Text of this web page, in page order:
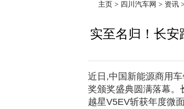
主页 > 四川汽车网 > 资讯
实至名归！长安
近日,中国新能源商用
奖颁奖盛典圆满落幕
越星V5EV斩获年度微